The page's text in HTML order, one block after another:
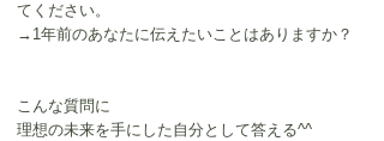
てください。
→1年前のあなたに伝えたいことはありますか？
こんな質問に
理想の未来を手にした自分として答える^^